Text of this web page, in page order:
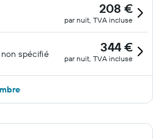
208 €
par nuit, TVA incluse
spécifié 344 €
par nuit, TVA incluse